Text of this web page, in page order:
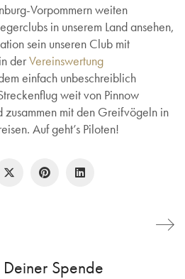
Vorpommern weiten
in unserem Land ansehen,
sein unseren Club mit
derVereinswertung
einfach unbeschreiblich
weit von Pinnow
zusammen mit den Greifvögeln in
Auf geht’s Piloten!
Deiner Spende